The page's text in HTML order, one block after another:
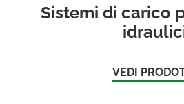
Sistemi di carico
VEDI